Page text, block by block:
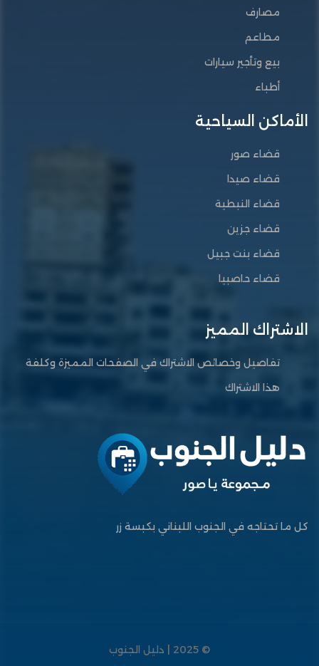
مصارف
مطاعم
بيع وتأجير سيارات
أطباء
الأماكن السياحية
قضاء صور
قضاء صيدا
قضاء النبطية
قضاء جزين
قضاء بنت جبيل
قضاء حاصبيا
الاشتراك المميز
تفاصيل وخصائص الاشتراك في الصفحات المميزة وكلفة
هذا الاشتراك
كل ما تحتاجه في الجنوب اللبناني بكبسة زر
© 2025 | دليل الجنوب